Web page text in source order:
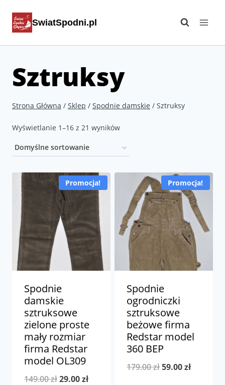
SwiatSpodni.pl
Sztruksy
Strona Główna / Sklep / Spodnie damskie / Sztruksy
Wyświetlanie 1–16 z 21 wyników
Promocja!
Spodnie
damskie
sztruksowe
zielone proste
mały rozmiar
firma Redstar
model OL309
149.00złPierwotna
29.00złAktualna
Promocja!
Spodnie
ogrodniczki
sztruksowe
beżowe firma
Redstar model
360 BEP
179.00złPierwotna
59.00złAktualna